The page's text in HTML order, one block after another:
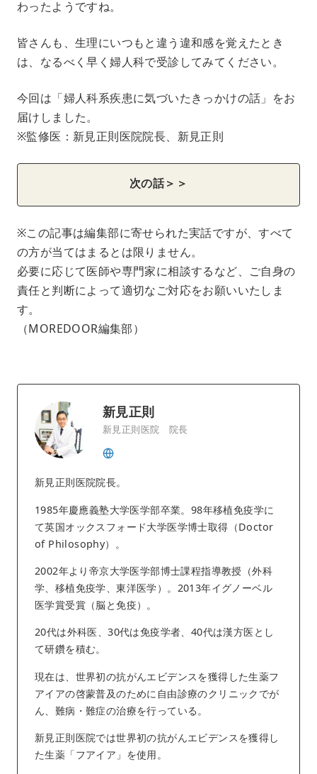
わったようですね。
皆さんも、生理にいつもと違う違和感を覚えたとき
は、なるべく早く婦人科で受診してみてください。
今回は「婦人科系疾患に気づいたきっかけの話」をお
届けしました。
※監修医：新見正則医院院長、新見正則
次の話＞＞
※この記事は編集部に寄せられた実話ですが、すべて
の方が当てはまるとは限りません。
必要に応じて医師や専門家に相談するなど、ご自身の
責任と判断によって適切なご対応をお願いいたしま
す。
（MOREDOOR編集部）
新見正則
新見正則医院 院長
新見正則医院院長。
1985年慶應義塾大学医学部卒業。98年移植免疫学に
て英国オックスフォード大学医学博士取得（Doctor
of Philosophy）。
2002年より帝京大学医学部博士課程指導教授（外科
学、移植免疫学、東洋医学）。2013年イグノーベル
医学賞受賞（脳と免疫）。
20代は外科医、30代は免疫学者、40代は漢方医とし
て研鑽を積む。
現在は、世界初の抗がんエビデンスを獲得した生薬フ
アイアの啓蒙普及のために自由診療のクリニックでが
ん、難病・難症の治療を行っている。
新見正則医院では世界初の抗がんエビデンスを獲得し
た生薬「フアイア」を使用。